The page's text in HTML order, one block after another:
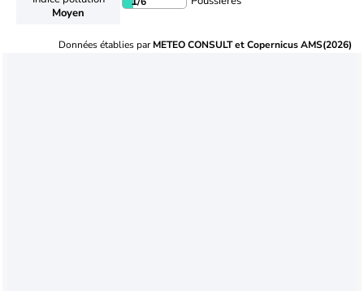
Moyen
Données établies parMETEO CONSULT et Copernicus AMS(2026)